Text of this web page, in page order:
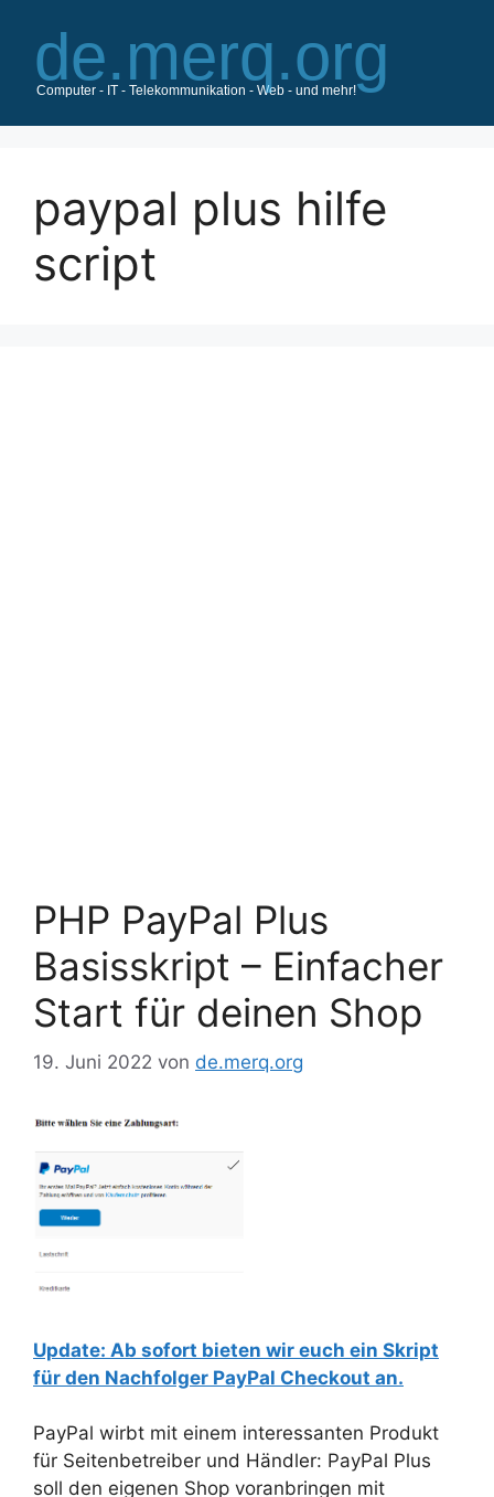
Inhalt
springen
paypal plus hilfe
script
PHP PayPal Plus
Basisskript – Einfacher
Start für deinen Shop
19. Juni 2022 von de.merq.org
Update: Ab sofort bieten wir euch ein Skript
für den Nachfolger PayPal Checkout an.
PayPal wirbt mit einem interessanten Produkt
für Seitenbetreiber und Händler: PayPal Plus
soll den eigenen Shop voranbringen mit